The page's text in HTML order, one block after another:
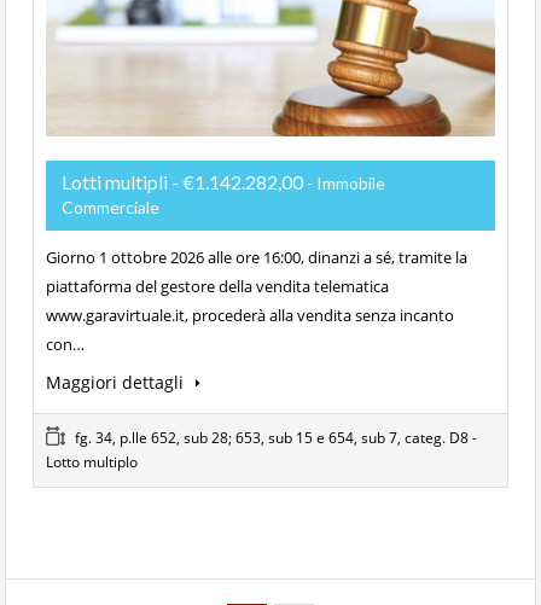
Lotti multipli - €1.142.282,00 - Immobile
Commerciale
Giorno 1 ottobre 2026 alle ore 16:00, dinanzi a sé, tramite la
piattaforma del gestore della vendita telematica
www.garavirtuale.it, procederà alla vendita senza incanto
con…
Maggiori dettagli
fg. 34, p.lle 652, sub 28; 653, sub 15 e 654, sub 7, categ. D8 -
Lotto multiplo